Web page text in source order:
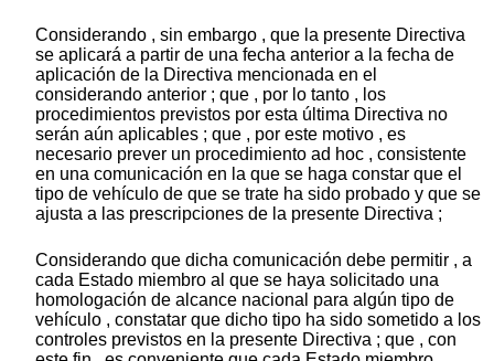
Considerando , sin embargo , que la presente Directiva
se aplicará a partir de una fecha anterior a la fecha de
aplicación de la Directiva mencionada en el
considerando anterior ; que , por lo tanto , los
procedimientos previstos por esta última Directiva no
serán aún aplicables ; que , por este motivo , es
necesario prever un procedimiento ad hoc , consistente
en una comunicación en la que se haga constar que el
tipo de vehículo de que se trate ha sido probado y que se
ajusta a las prescripciones de la presente Directiva ;
Considerando que dicha comunicación debe permitir , a
cada Estado miembro al que se haya solicitado una
homologación de alcance nacional para algún tipo de
vehículo , constatar que dicho tipo ha sido sometido a los
controles previstos en la presente Directiva ; que , con